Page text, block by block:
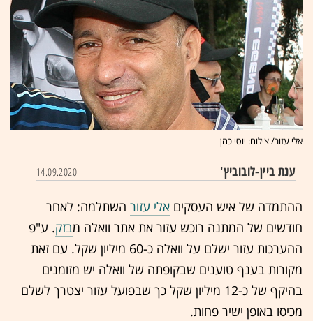
אלי עזור/ צילום: יוסי כהן
ענת ביין-לובוביץ' 14.09.2020
ההתמדה של איש העסקים אלי עזור השתלמה: לאחר
חודשים של המתנה רוכש עזור את אתר וואלה מבזק. ע"פ
ההערכות עזור ישלם על וואלה כ-60 מיליון שקל. עם זאת
מקורות בענף טוענים שבקופתה של וואלה יש מזומנים
בהיקף של כ-12 מיליון שקל כך שבפועל עזור יצטרך לשלם
מכיסו באופן ישיר פחות.